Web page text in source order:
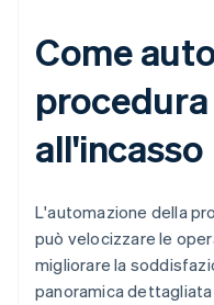
Come
all'incasso
L'automazione della
può velocizzare le
migliorare la
panoramica